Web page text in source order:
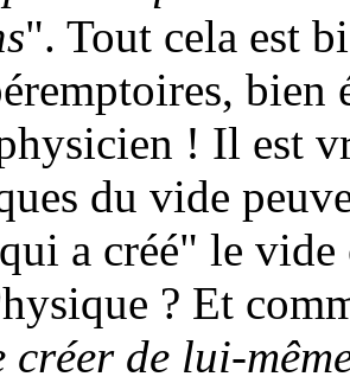
". Tout cela est
bien
! Il est
du vide
a créé" le
? Et
créer de lui-